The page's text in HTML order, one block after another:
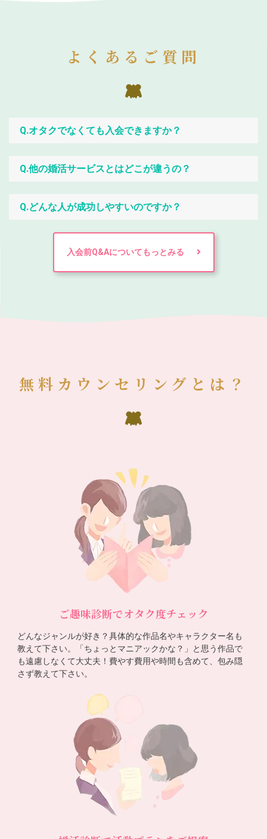
よくあるご質問
Q.オタクでなくても入会できますか？
Q.他の婚活サービスとはどこが違うの？
Q.どんな人が成功しやすいのですか？
入会前Q&Aについてもっとみる
無料カウンセリングとは？
ご趣味診断でオタク度チェック
どんなジャンルが好き？具体的な作品名やキャラクター名も
教えて下さい。「ちょっとマニアックかな？」と思う作品で
も遠慮しなくて大丈夫！費やす費用や時間も含めて、包み隠
さず教えて下さい。